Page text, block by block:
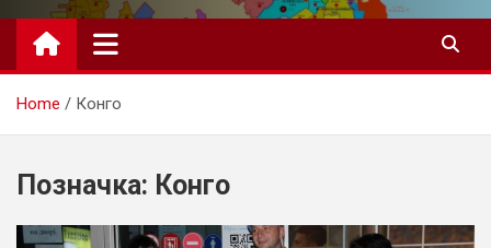
Home Конго
Позначка: Конго